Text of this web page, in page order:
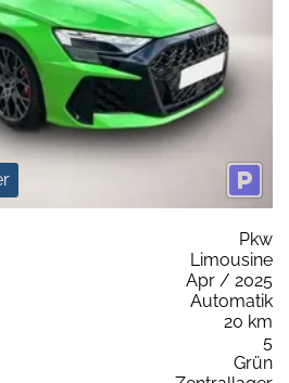
Pkw
Limousine
Apr / 2025
Automatik
20 km
5
Grün